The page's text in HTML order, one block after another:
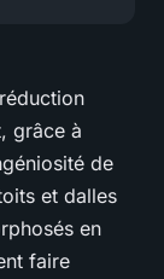
grâce à
de
et dalles
en
faire